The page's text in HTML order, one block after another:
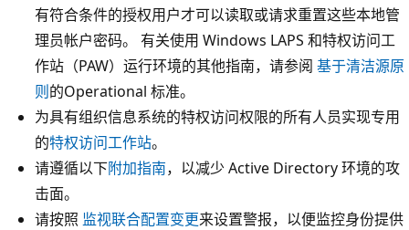
有符合条件的授权用户才可以读取或请求重置这些本地管
理员帐户密码。 有关使用 Windows LAPS 和特权访问工
作站（PAW）运行环境的其他指南，请参阅 基于清洁源原
则的Operational 标准。
为具有组织信息系统的特权访问权限的所有人员实现专用
的特权访问工作站。
请遵循以下附加指南，以减少 Active Directory 环境的攻
击面。
请按照 监视联合配置变更来设置警报，以便监控身份提供